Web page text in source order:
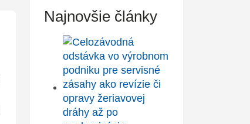
Najnovšie články